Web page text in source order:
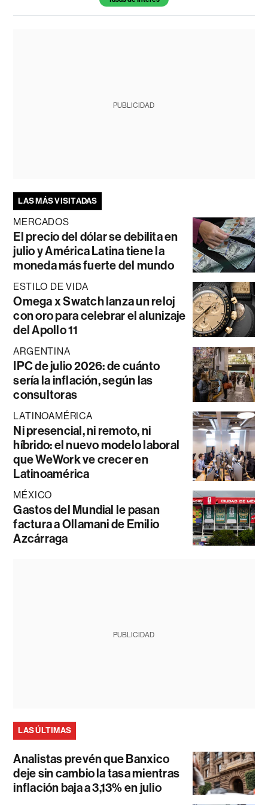
PUBLICIDAD
LAS MÁS VISITADAS
MERCADOS
El precio del dólar se debilita en
julio y América Latina tiene la
moneda más fuerte del mundo
ESTILO DE VIDA
Omega x Swatch lanza un reloj
con oro para celebrar el alunizaje
del Apollo 11
ARGENTINA
IPC de julio 2026: de cuánto
sería la inflación, según las
consultoras
LATINOAMÉRICA
Ni presencial, ni remoto, ni
híbrido: el nuevo modelo laboral
que WeWork ve crecer en
Latinoamérica
MÉXICO
Gastos del Mundial le pasan
factura a Ollamani de Emilio
Azcárraga
PUBLICIDAD
LAS ÚLTIMAS
Analistas prevén que Banxico
deje sin cambio la tasa mientras
inflación baja a 3,13% en julio